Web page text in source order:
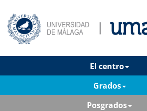
El centro
Grados
Posgrados